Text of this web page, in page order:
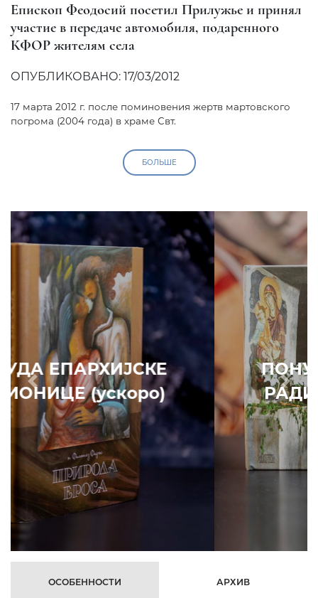
Епископ Феодосий посетил Прилужье и принял
участие в передаче автомобиля, подаренного
КФОР жителям села
ОПУБЛИКОВАНО: 17/03/2012
17 марта 2012 г. после поминовения жертв мартовского
погрома (2004 года) в храме Свт.
БОЛЬШЕ
ПОНУДА ЕПАРХИЈСКЕ
РАДИОНИЦЕ (ускоро)
Prethodni
ОСОБЕННОСТИ АРХИВ